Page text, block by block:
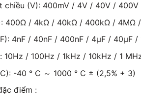
chiều (V): 400mV / 4V / 40V / 400V
400Ω / 4kΩ / 40kΩ / 400kΩ / 4MΩ /
4nF / 40nF / 400nF / 4μF / 40μF /
10Hz / 100Hz / 1kHz / 10kHz / 1
-40 ° C ～ 1000 ° C ± (2,5% + 3)
điểm :